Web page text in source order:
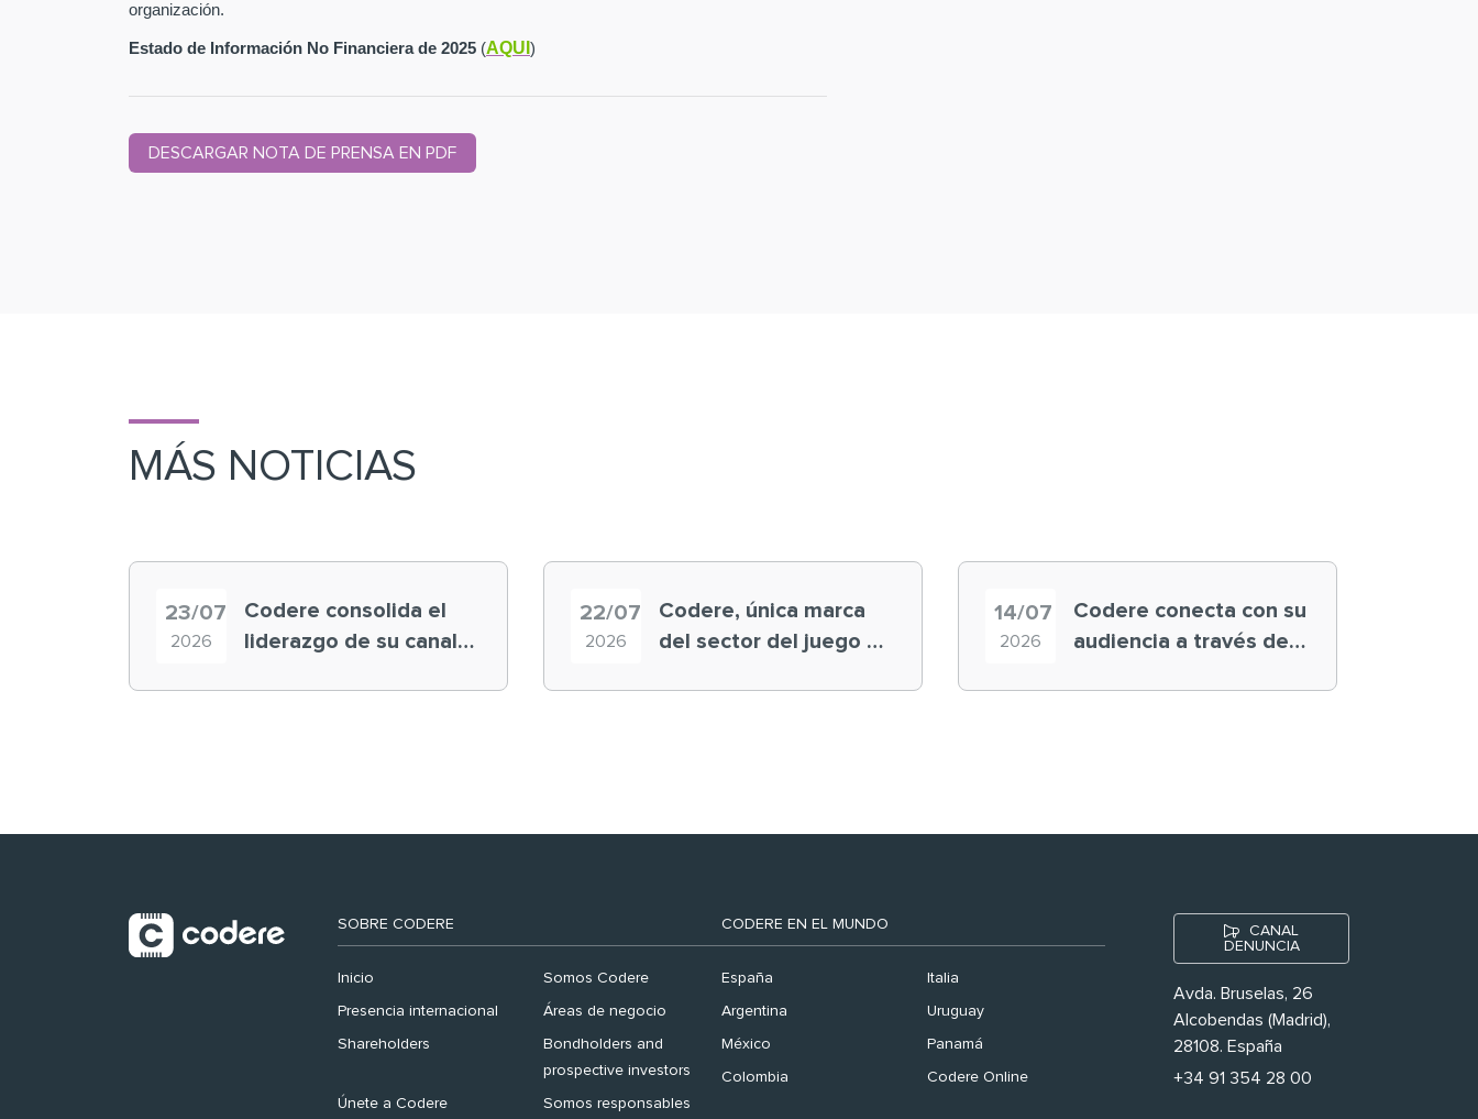
organización.
Estado de Información No Financiera de 2025 (AQUI )
DESCARGAR NOTA DE PRENSA EN PDF
MÁS NOTICIAS
23/07
2026
Codere consolida el
liderazgo de su canal
22/07
2026
Codere, única marca
del sector del juego en
14/07
2026
Codere conecta con su
audiencia a través de
SOBRE CODERE
Inicio Somos Codere
Presencia internacional Áreas de negocio
Shareholders
Bondholders and
prospective investors
Únete a Codere Somos responsables
CODERE EN EL MUNDO
España Italia
Argentina Uruguay
México Panamá
Colombia Codere Online
CANAL
DENUNCIA
Avda. Bruselas, 26
Alcobendas (Madrid),
28108. España
+34 91 354 28 00